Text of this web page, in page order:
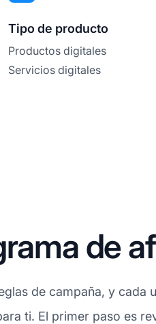
Tipo de producto
Productos digitales
Servicios digitales
de
de campaña, y
ti. El primer paso es